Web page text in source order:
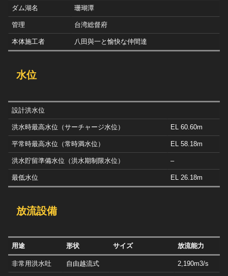
ダム湖名 珊瑚潭
管理 台湾総督府
本体施工者 八田與一と愉快な仲間達
水位
設計洪水位
洪水時最高水位（サーチャージ水位） EL 60.60m
平常時最高水位（常時満水位） EL 58.18m
洪水貯留準備水位（洪水期制限水位） –
最低水位 EL 26.18m
放流設備
用途 形状 サイズ 放流能力
非常用洪水吐 自由越流式 2,190m3/s